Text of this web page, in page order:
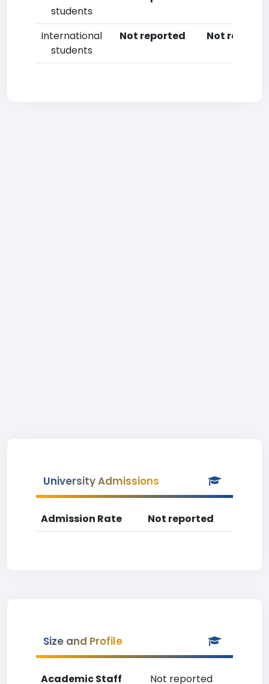
students
International
students
Not reported Not
University Admissions
Admission Rate Not reported
Size and Profile
Academic Staff Not reported